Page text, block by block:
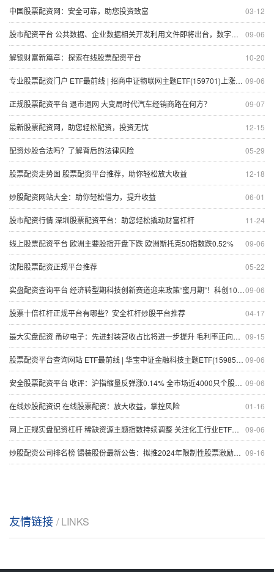
03-12
中国股票配资网：安全可靠，助您投资致富
09-06
股市配资平台 公共数据、企业数据相关开发利用文件即将出台，数字经济ETF(560800)近1月份额增长显著
10-20
解锁财富新篇章：探索在线股票配资平台
09-06
专业股票配资门户 ETF最前线 | 招商中证物联网主题ETF(159701)上涨0.16%，智能家居主题走弱
09-07
正规股票配资平台 退市退网 大变局时代汽车经销商路在何方？
12-15
最新股票配资网，助您轻松配资，投资无忧
05-29
配资炒股合法吗？了解背后的法律风险
12-18
股票配资走势图 股票配资平台推荐，助你轻松放大收益
06-01
炒股配资网站大全：助你轻松借力，提升收益
11-24
股市配资行情 深圳股票配资平台：助您轻松撬动财富杠杆
09-06
线上股票配资平台 欧洲主要股指开盘下跌 欧洲斯托克50指数跌0.52%
05-22
沈阳股票配资正规平台推荐
09-06
实盘配资查询平台 经济转型期科技创新赛道迎来政策“蜜月期”！科创100ETF(588190)跟踪指数涨0.90%
04-17
股票十倍杠杆正规平台有哪些？安全杠杆炒股平台推荐
09-15
最大实盘配资 甬矽电子：先进封装营收占比将进一步提升 毛利率正向提升
09-06
股票配资平台查询网站 ETF最前线 | 华宝中证金融科技主题ETF(159851)上涨2.58%，华为鸿蒙主题走弱
09-06
安全股票配资平台 收评：沪指缩量反弹涨0.14% 全市场近4000只个股上涨
01-16
在线炒股配资识 在线股票配资：放大收益，掌控风险
09-06
网上正规实盘配资杠杆 稀缺资源主题指数持续调整 关注化工行业ETF（516570）、稀土ETF易方达（159715）等产品走势
09-16
炒股配资公司排名榜 锡装股份最新公告：拟推2024年限制性股票激励计划
友情链接 / LINKS